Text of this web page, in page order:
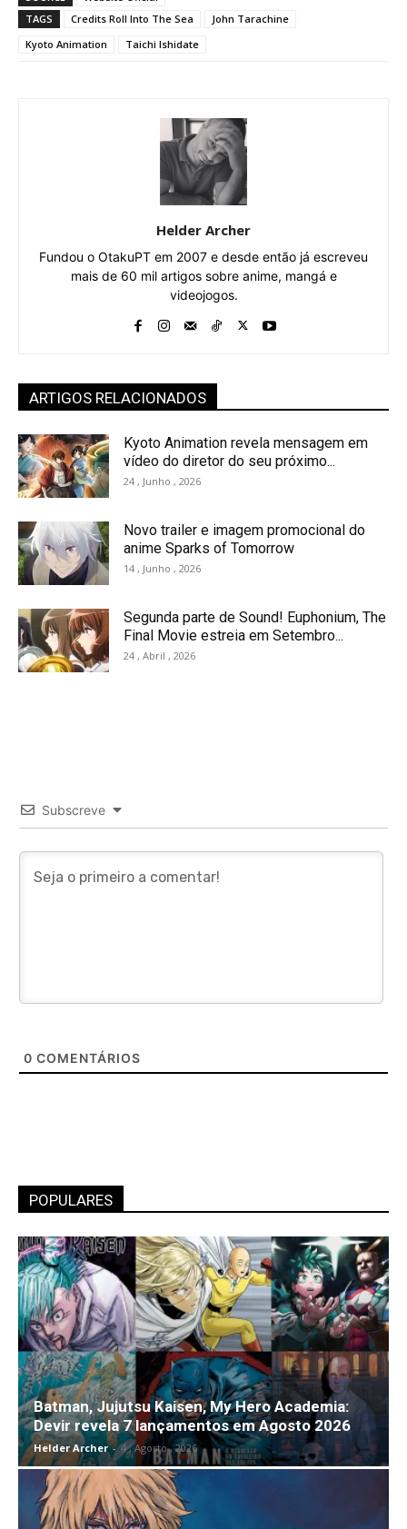
TAGS
Credits Roll Into The Sea
John Tarachine
Kyoto Animation
Taichi Ishidate
Helder Archer
Fundou o OtakuPT em 2007 e desde então já escreveu
mais de 60 mil artigos sobre anime, mangá e
videojogos.
ARTIGOS RELACIONADOS
Kyoto Animation revela mensagem em
vídeo do diretor do seu próximo...
24 , Junho , 2026
Novo trailer e imagem promocional do
anime Sparks of Tomorrow
14 , Junho , 2026
Segunda parte de Sound! Euphonium, The
Final Movie estreia em Setembro...
24 , Abril , 2026
Subscreve
0 COMENTÁRIOS
POPULARES
Batman, Jujutsu Kaisen, My Hero Academia:
Devir revela 7 lançamentos em Agosto 2026
Helder Archer - 4 , Agosto , 2026